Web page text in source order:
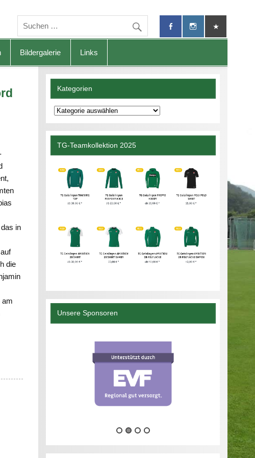
Bildergalerie Links
in
die
am
Kategorien
Kategorien
TG-Teamkollektion 2025
Unsere Sponsoren